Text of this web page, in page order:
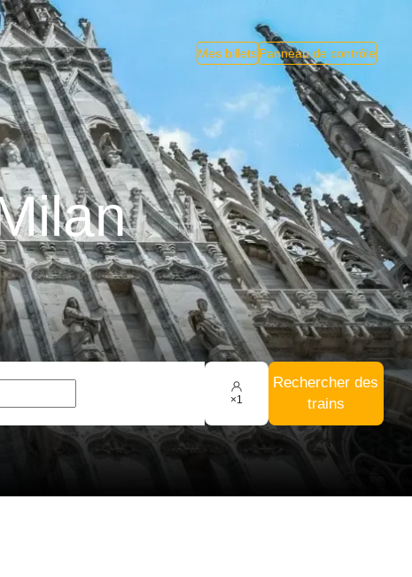
Mes billetsPanneau de contrôle
×1
Rechercher des
trains
avis